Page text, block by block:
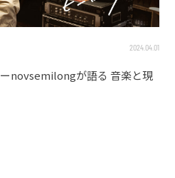
2024.04.01
novsemilongが語る 音楽と現